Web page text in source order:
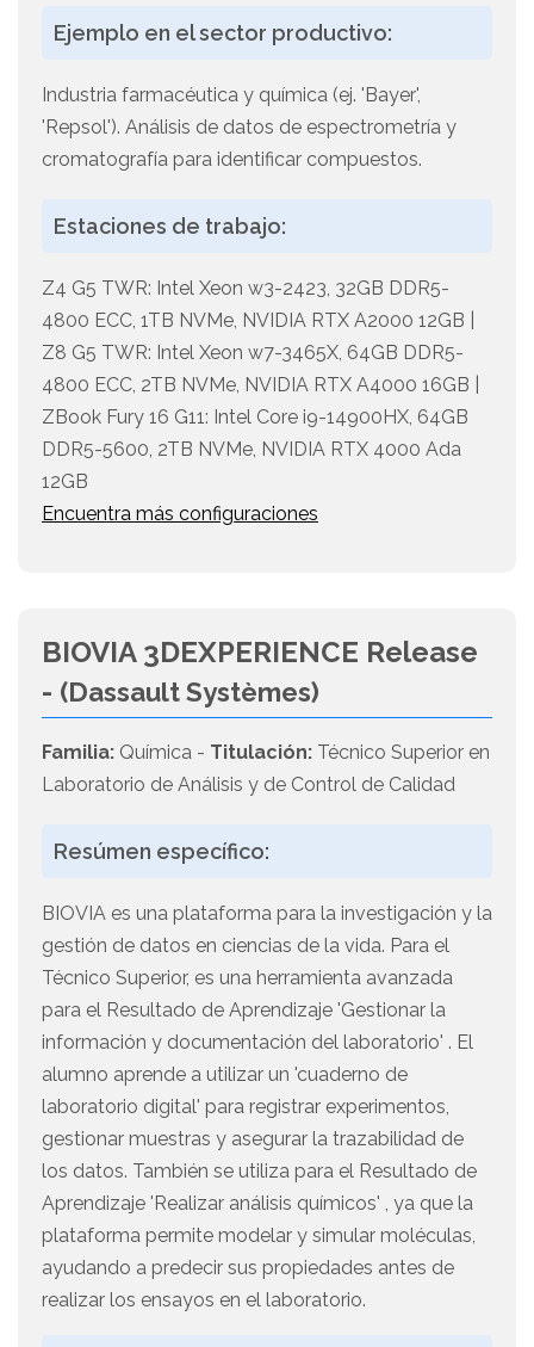
Ejemplo en el sector productivo:
Industria farmacéutica y química (ej. 'Bayer',
'Repsol'). Análisis de datos de espectrometría y
cromatografía para identificar compuestos.
Estaciones de trabajo:
Z4 G5 TWR: Intel Xeon w3-2423, 32GB DDR5-
4800 ECC, 1TB NVMe, NVIDIA RTX A2000 12GB |
Z8 G5 TWR: Intel Xeon w7-3465X, 64GB DDR5-
4800 ECC, 2TB NVMe, NVIDIA RTX A4000 16GB |
ZBook Fury 16 G11: Intel Core i9-14900HX, 64GB
DDR5-5600, 2TB NVMe, NVIDIA RTX 4000 Ada
12GB
Encuentra más configuraciones
BIOVIA 3DEXPERIENCE Release
- (Dassault Systèmes)
Familia: Química - Titulación: Técnico Superior en
Laboratorio de Análisis y de Control de Calidad
Resúmen específico:
BIOVIA es una plataforma para la investigación y la
gestión de datos en ciencias de la vida. Para el
Técnico Superior, es una herramienta avanzada
para el Resultado de Aprendizaje 'Gestionar la
información y documentación del laboratorio' . El
alumno aprende a utilizar un 'cuaderno de
laboratorio digital' para registrar experimentos,
gestionar muestras y asegurar la trazabilidad de
los datos. También se utiliza para el Resultado de
Aprendizaje 'Realizar análisis químicos' , ya que la
plataforma permite modelar y simular moléculas,
ayudando a predecir sus propiedades antes de
realizar los ensayos en el laboratorio.